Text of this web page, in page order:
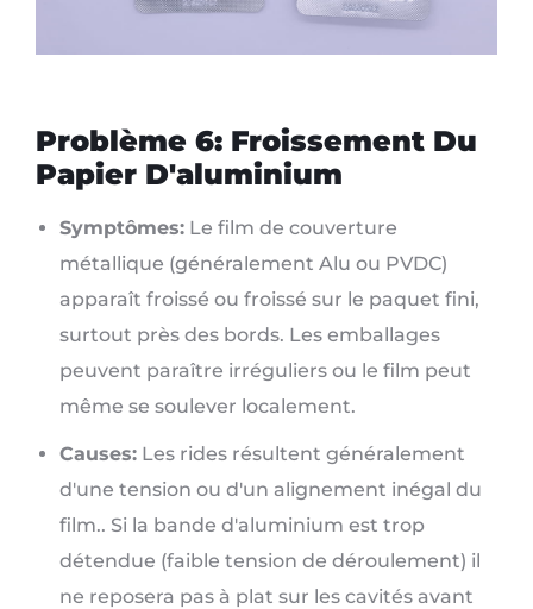
Problème 6: Froissement Du
Papier D'aluminium
Symptômes: Le film de couverture
métallique (généralement Alu ou PVDC)
apparaît froissé ou froissé sur le paquet fini,
surtout près des bords. Les emballages
peuvent paraître irréguliers ou le film peut
même se soulever localement.
Causes: Les rides résultent généralement
d'une tension ou d'un alignement inégal du
film.. Si la bande d'aluminium est trop
détendue (faible tension de déroulement) il
ne reposera pas à plat sur les cavités avant